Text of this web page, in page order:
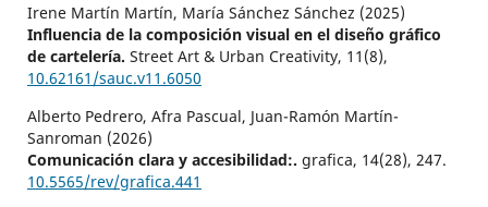
Irene Martín Martín, María Sánchez Sánchez (2025)
Influencia de la composición visual en el diseño gráfico
de cartelería. Street Art & Urban Creativity, 11 (8),
10.62161/sauc.v11.6050
Alberto Pedrero, Afra Pascual, Juan-Ramón Martín-
Sanroman (2026)
Comunicación clara y accesibilidad:. grafica, 14(28), 247.
10.5565/rev/grafica.441